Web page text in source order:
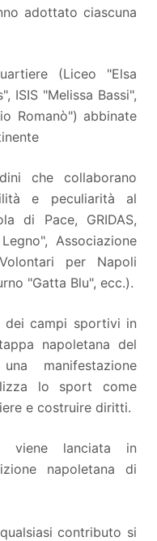
adottato ciascuna
(Liceo "Elsa
ISIS "Melissa Bassi",
Romanò") abbinate
che collaborano
e peculiarità al
di Pace, GRIDAS,
Associazione
per Napoli
"Gatta Blu", ecc.).
dei campi sportivi in
napoletana del
manifestazione
lo sport come
e costruire diritti.
viene lanciata in
napoletana di
contributo si